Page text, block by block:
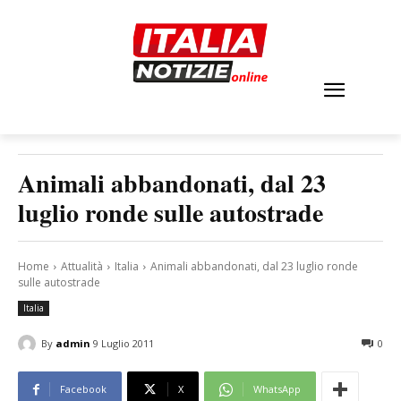
Animali abbandonati, dal 23
luglio ronde sulle autostrade
Home Attualità Italia
Animali abbandonati, dal 23 luglio ronde
sulle autostrade
Italia
By admin 9 Luglio 2011 0
Facebook X WhatsApp